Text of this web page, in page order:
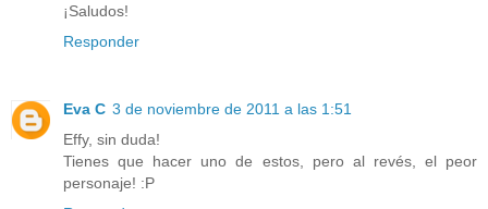
¡Saludos!
Responder
Eva C 3 de noviembre de 2011 a las 1:51
Effy, sin duda!
Tienes que hacer uno de estos, pero al revés, el peor
personaje! :P